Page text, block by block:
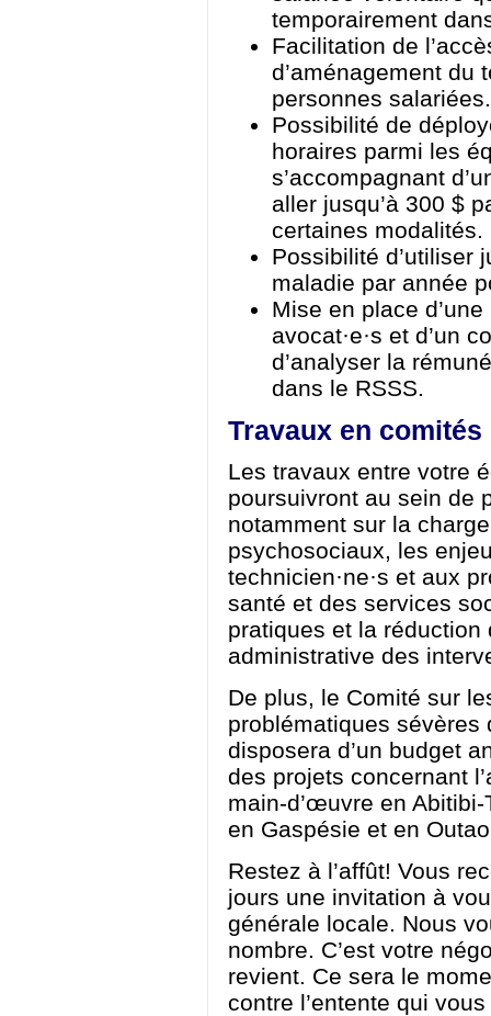
temporairement
Facilitation de
d’aménagement du
personnes salariées.
Possibilité de
horaires parmi les
s’accompagnant
aller jusqu’à 300 $
certaines modalités.
Possibilité d’utiliser
maladie par année
Mise en place
avocat·e·s et d’un
d’analyser la
dans le RSSS.
Travaux en
Les travaux entre votre
poursuivront au sein de
notamment sur la
psychosociaux, les
technicien·ne·s et aux
santé et des services
pratiques et la
administrative des
De plus, le Comité sur
problématiques
disposera d’un budget
des projets concernant
main-d’œuvre en
en Gaspésie et en
Restez à l’affût! Vous
jours une invitation à
générale locale. Nous
nombre. C’est votre
revient. Ce sera le
contre l’entente qui